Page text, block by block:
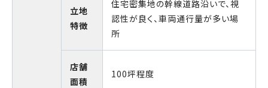
立地
特徴
住宅密集地の幹線道路沿いで、視
認性が良く、車両通行量が多い場
所
店舗
面積
100坪程度